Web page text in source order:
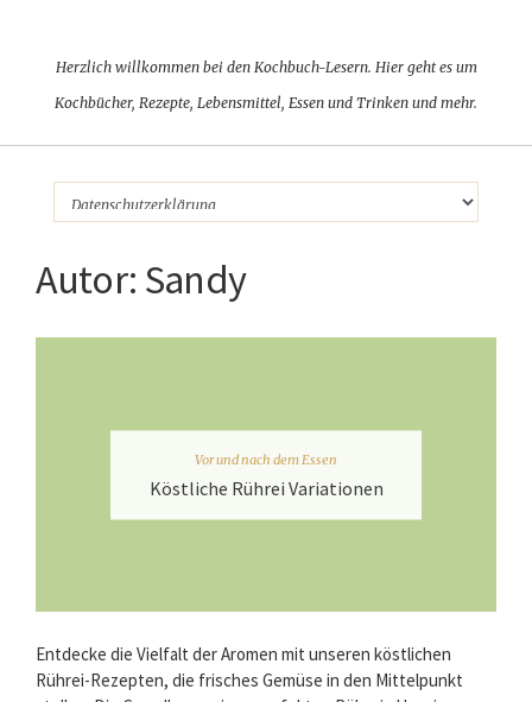
Herzlich willkommen bei den Kochbuch-Lesern. Hier geht es um
Kochbücher, Rezepte, Lebensmittel, Essen und Trinken und mehr.
Autor: Sandy
Vor und nach dem Essen
Köstliche Rührei Variationen
Entdecke die Vielfalt der Aromen mit unseren köstlichen
Rührei-Rezepten, die frisches Gemüse in den Mittelpunkt